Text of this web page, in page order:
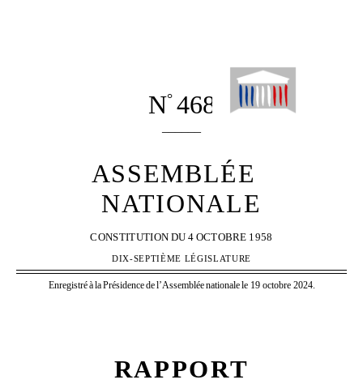
N° 468
ASSEMBLÉE
NATIONALE
CONSTITUTION DU 4 OCTOBRE 1958
DIX-SEPTIÈME LÉGISLATURE
EnregistréàlaPrésidencedel’Assembléenationalele 19 octobre 2024.
RAPPORT